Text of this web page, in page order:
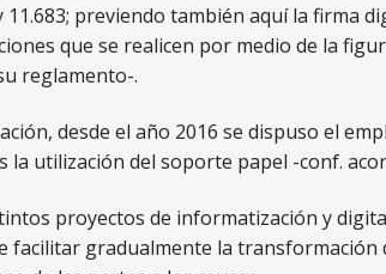
previendo también aquí la firma
que se realicen por medio de la
reglamento-.
desde el año 2016 se dispuso el
utilización del soporte papel -conf.
proyectos de informatización y
gradualmente la transformación